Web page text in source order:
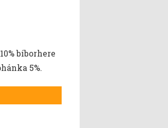
bíborhere
5%.